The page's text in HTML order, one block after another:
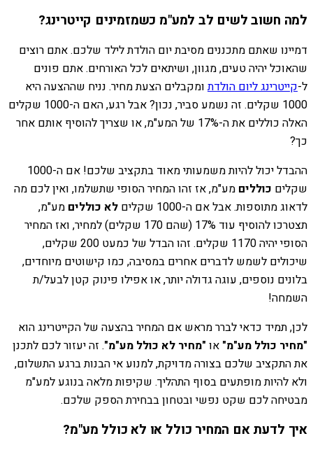
למה חשוב לשים לב למע"מ כשמזמינים קייטרינג?
דמיינו שאתם מתכננים מסיבת יום הולדת לילד שלכם. אתם רוצים
שהאוכל יהיה טעים, מגוון, ושיתאים לכל האורחים. אתם פונים
ל-קייטרינג ליום הולדתומקבלים הצעת מחיר. נניח שההצעה היא
1000 שקלים. זה נשמע סביר, נכון? אבל רגע, האם ה-1000 שקלים
האלה כוללים את ה-17% של המע"מ, או שצריך להוסיף אותם אחר
כך?
ההבדל יכול להיות משמעותי מאוד בתקציב שלכם! אם ה-1000
שקלים כוללים מע"מ, אז זהו המחיר הסופי שתשלמו, ואין לכם מה
לדאוג מתוספות. אבל אם ה-1000 שקלים
לא כוללים מע"מ,
תצטרכו להוסיף עוד 17% (שהם 170 שקלים) למחיר, ואז המחיר
הסופי יהיה 1170 שקלים. זהו הבדל של כמעט 200 שקלים,
שיכולים לשמש לדברים אחרים במסיבה, כמו קישוטים מיוחדים,
בלונים נוספים, עוגה גדולה יותר, או אפילו פינוק קטן לבעל/ת
השמחה!
לכן, תמיד כדאי לברר מראש אם המחיר בהצעה של הקייטרינג הוא
"מחיר כולל מע"מ" או "מחיר לא כולל מע"מ". זה יעזור לכם לתכנן
את התקציב שלכם בצורה מדויקת, למנוע אי הבנות ברגע התשלום,
ולא להיות מופתעים בסוף התהליך. שקיפות מלאה בנוגע למע"מ
מבטיחה לכם שקט נפשי ובטחון בבחירת הספק שלכם.
איך לדעת אם המחיר כולל או לא כולל מע"מ?